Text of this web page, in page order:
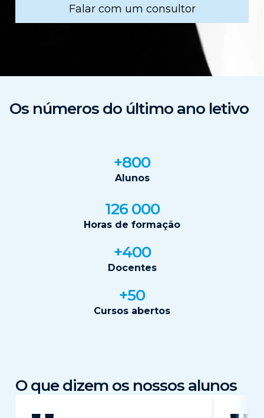
Falar com um consultor
Os números do último ano letivo
+800
Alunos
126 000
Horas de formação
+400
Docentes
+50
Cursos abertos
O que dizem os nossos alunos